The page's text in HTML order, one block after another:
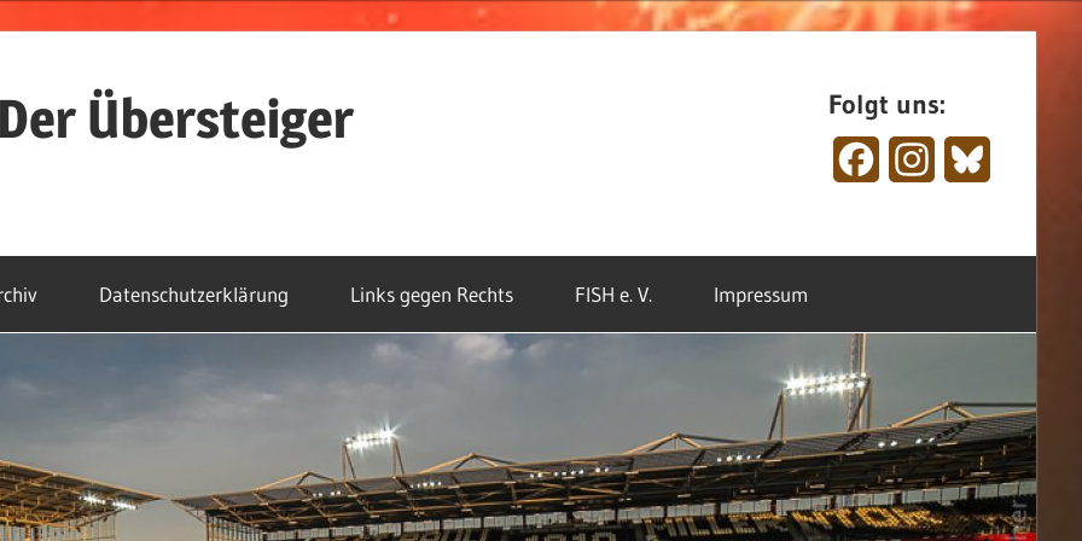
Der Übersteiger Folgt uns:
FacebookInstagram
Datenschutzerklärung Links gegen Rechts FISH e. V. Impressum